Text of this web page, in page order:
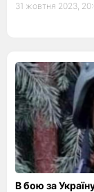
31 жовтня 2023,
В бою за